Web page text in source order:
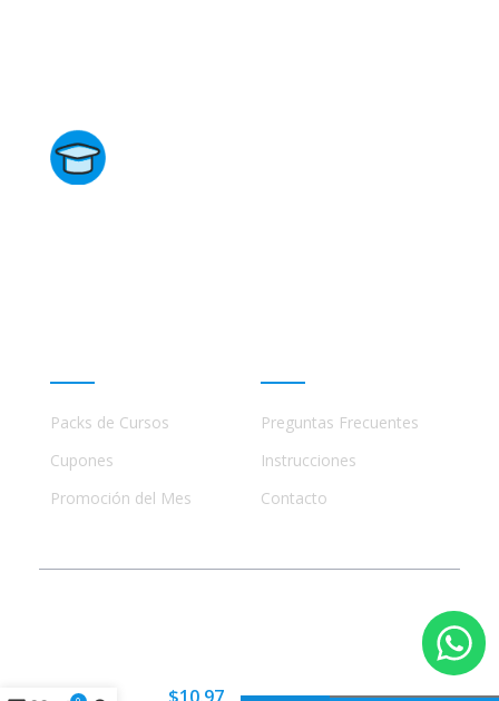
Packs de Cursos
Cupones
Promoción del Mes
Preguntas Frecuentes
Instrucciones
Contacto